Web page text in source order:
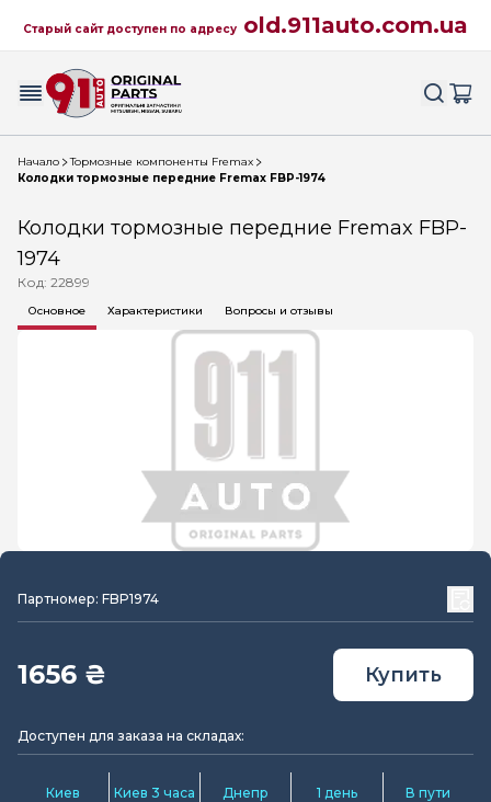
Старый сайт доступен по адресу old.911auto.com.ua
Начало
Тормозные компоненты Fremax
Колодки тормозные передние Fremax FBP-1974
Колодки тормозные передние Fremax FBP-
1974
Код: 22899
Основное Характеристики Вопросы и отзывы
Партномер: FBP1974
1656 ₴ Купить
Доступен для заказа на складах:
Киев Киев 3 часа Днепр 1 день В пути